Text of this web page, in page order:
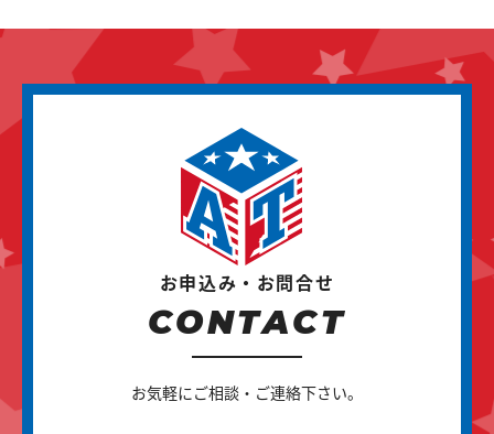
お申込み・お問合せ
CONTACT
お気軽にご相談・ご連絡下さい。